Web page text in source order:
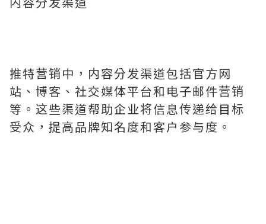
推特营销中，内容分发渠道包括官方网
站、博客、社交媒体平台和电子邮件营销
等。这些渠道帮助企业将信息传递给目标
受众，提高品牌知名度和客户参与度。